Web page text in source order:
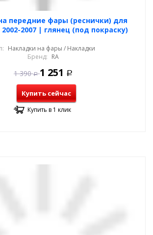
передние фары (реснички) для
2002-2007 | глянец (под покраску)
Накладки на фары / Накладки
Бренд: RA
1 390 Р 1 251 Р
Купить сейчас
Купить в 1 клик